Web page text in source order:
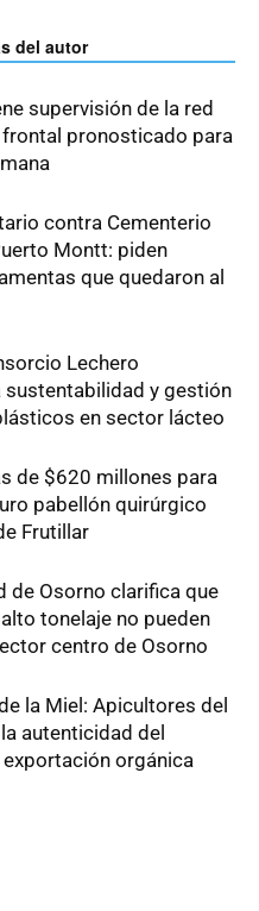
del autor
supervisión de la red
pronosticado para
contra Cementerio
Montt: piden
que quedaron al
Lechero
sustentabilidad y gestión
en sector lácteo
de $620 millones para
pabellón quirúrgico
Frutillar
de Osorno clarifica que
tonelaje no pueden
centro de Osorno
la Miel: Apicultores del
autenticidad del
orgánica